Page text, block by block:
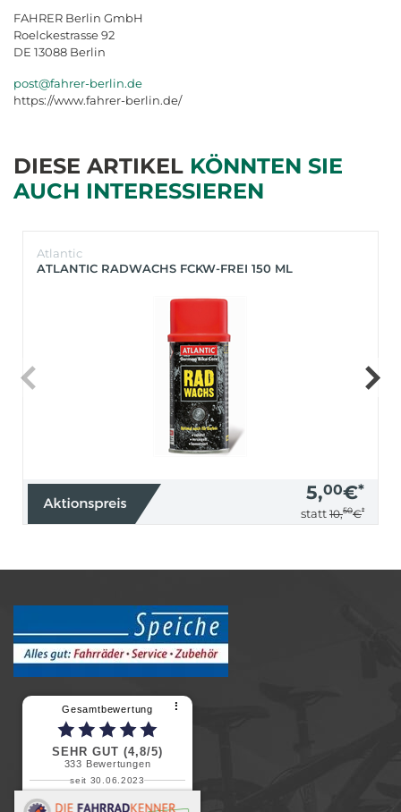
FAHRER Berlin GmbH
Roelckestrasse 92
DE 13088 Berlin
post@fahrer-berlin.de
https://www.fahrer-berlin.de/
DIESE ARTIKEL KÖNNTEN SIE
AUCH INTERESSIEREN
Atlantic
ATLANTIC RADWACHS FCKW-FREI 150 ML
5,00€*
statt 10,50€*
Gesamtbewertung ⠇
SEHR GUT (4,8/5)
333 Bewertungen
seit 30.06.2023